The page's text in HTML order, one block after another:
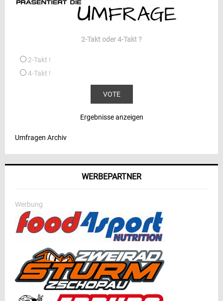
2-Takt oder 4-Takt ?
2-Takt !
4-Takt !
Ergebnisse anzeigen
Umfragen Archiv
WERBEPARTNER
Werbung